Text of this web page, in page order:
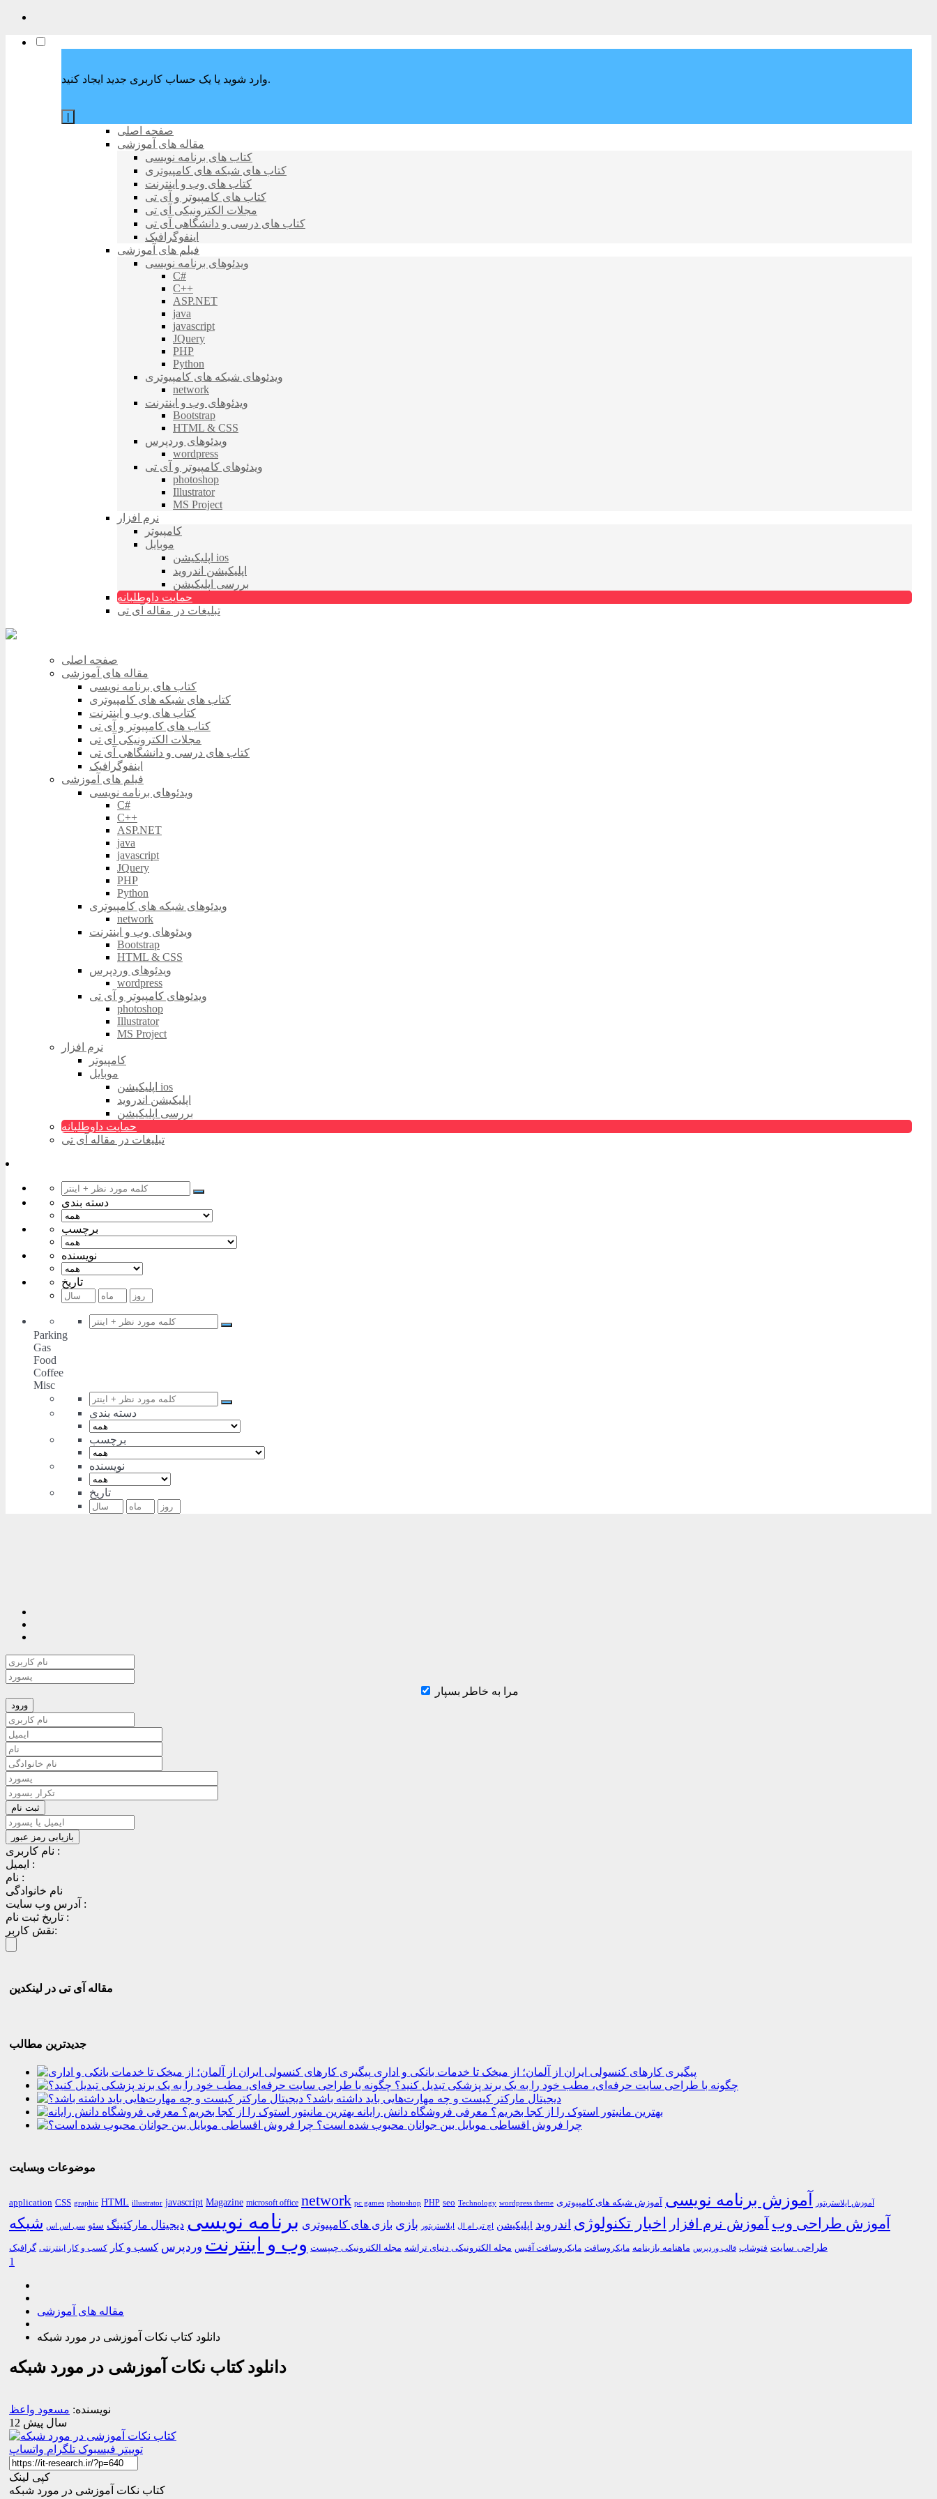
وارد شوید یا یک حساب کاربری جدید ایجاد کنید.
صفحه اصلی
مقاله های آموزشی
کتاب های برنامه نویسی
کتاب های شبکه های کامپیوتری
کتاب های وب و اینترنت
کتاب های کامپیوتر و آی تی
مجلات الکترونیکی آی تی
کتاب های درسی و دانشگاهی آی تی
اینفوگرافیک
فیلم های آموزشی
ویدئوهای برنامه نویسی
C#
C++
ASP.NET
java
javascript
JQuery
PHP
Python
ویدئوهای شبکه های کامپیوتری
network
ویدئوهای وب و اینترنت
Bootstrap
HTML & CSS
ویدئوهای وردپرس
wordpress
ویدئوهای کامپیوتر و آی تی
photoshop
Illustrator
MS Project
نرم افزار
کامپیوتر
موبایل
اپلیکیشن ios
اپلیکیشن اندروید
بررسی اپلیکیشن
حمایت داوطلبانه
تبلیغات در مقاله آی تی
صفحه اصلی
مقاله های آموزشی
کتاب های برنامه نویسی
کتاب های شبکه های کامپیوتری
کتاب های وب و اینترنت
کتاب های کامپیوتر و آی تی
مجلات الکترونیکی آی تی
کتاب های درسی و دانشگاهی آی تی
اینفوگرافیک
فیلم های آموزشی
ویدئوهای برنامه نویسی
C#
C++
ASP.NET
java
javascript
JQuery
PHP
Python
ویدئوهای شبکه های کامپیوتری
network
ویدئوهای وب و اینترنت
Bootstrap
HTML & CSS
ویدئوهای وردپرس
wordpress
ویدئوهای کامپیوتر و آی تی
photoshop
Illustrator
MS Project
نرم افزار
کامپیوتر
موبایل
اپلیکیشن ios
اپلیکیشن اندروید
بررسی اپلیکیشن
حمایت داوطلبانه
تبلیغات در مقاله آی تی
دسته بندی
برچسب
نویسنده
تاریخ
Parking
Gas
Food
Coffee
Misc
دسته بندی
برچسب
نویسنده
تاریخ
مرا به خاطر بسپار
نام کاربری :
ایمیل :
نام :
نام خانوادگی
آدرس وب سایت :
تاریخ ثبت نام :
نقش کاربر:
مقاله آی تی در لینکدین
جدیدترین مطالب
پیگیری کارهای کنسولی ایران از آلمان؛ از میخک تا خدمات بانکی و اداری
چگونه با طراحی سایت حرفه‌ای، مطب خود را به یک برند پزشکی تبدیل کنید؟
دیجیتال مارکتر کیست و چه مهارت‌هایی باید داشته باشد؟
بهترین مانیتور استوک را از کجا بخریم؟ معرفی فروشگاه دانش رایانه
چرا فروش اقساطی موبایل بین جوانان محبوب شده است؟
موضوعات وبسایت
application CSS graphic HTML illustrator javascript Magazine microsoft office network pc games photoshop PHP seo Technology wordpress theme آموزش ایلاستریتور آموزش برنامه نویسی آموزش شبکه های کامپیوتری
آموزش طراحی وب آموزش نرم افزار اخبار تکنولوژی اندروید اپلیکیشن اچ تی ام ال ایلاستریتور بازی بازی های کامپیوتری برنامه نویسی دیجیتال مارکتینگ سئو سی اس اس شبکه
طراحی سایت فتوشاپ قالب وردپرس ماهنامه بازینامه مایکروسافت مایکروسافت آفیس مجله الکترونیکی دنیای تراشه مجله الکترونیکی چیپست وب و اینترنت وردپرس کسب و کار کسب و کار اینترنتی گرافیک
1
مقاله های آموزشی
دانلود کتاب نکات آموزشی در مورد شبکه
دانلود کتاب نکات آموزشی در مورد شبکه
نویسنده: مسعود واعظ
12 سال پیش
توییتر فیسبوک تلگرام واتساپ
کپی لینک
کتاب نکات آموزشی در مورد شبکه